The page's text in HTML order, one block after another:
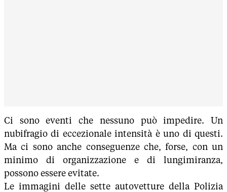
Ci sono eventi che nessuno può impedire. Un
nubifragio di eccezionale intensità è uno di questi.
Ma ci sono anche conseguenze che, forse, con un
minimo di organizzazione e di lungimiranza,
possono essere evitate.
Le immagini delle sette autovetture della Polizia